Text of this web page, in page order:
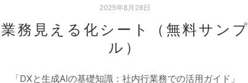
2025年8月28日
業務見える化シート（無料サンプ
ル）
「DXと生成AIの基礎知識：社内行業務での活用ガイド」